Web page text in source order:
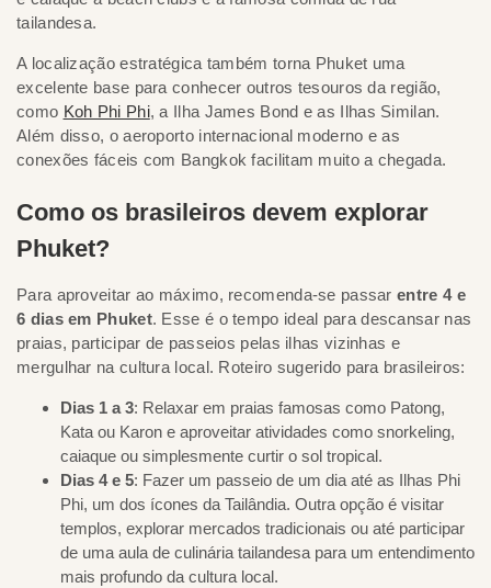
tailandesa.
A localização estratégica também torna Phuket uma
excelente base para conhecer outros tesouros da região,
como Koh Phi Phi, a Ilha James Bond e as Ilhas Similan.
Além disso, o aeroporto internacional moderno e as
conexões fáceis com Bangkok facilitam muito a chegada.
Como os brasileiros devem explorar
Phuket?
Para aproveitar ao máximo, recomenda-se passarentre 4 e
6 dias em Phuket. Esse é o tempo ideal para descansar nas
praias, participar de passeios pelas ilhas vizinhas e
mergulhar na cultura local. Roteiro sugerido para brasileiros:
Dias 1 a 3: Relaxar em praias famosas como Patong,
Kata ou Karon e aproveitar atividades como snorkeling,
caiaque ou simplesmente curtir o sol tropical.
Dias 4 e 5: Fazer um passeio de um dia até as Ilhas Phi
Phi, um dos ícones da Tailândia. Outra opção é visitar
templos, explorar mercados tradicionais ou até participar
de uma aula de culinária tailandesa para um entendimento
mais profundo da cultura local.